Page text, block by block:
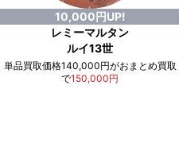
10,000円UP!
レミーマルタン
ルイ13世
単品買取価格140,000円がおまとめ買取
で150,000円